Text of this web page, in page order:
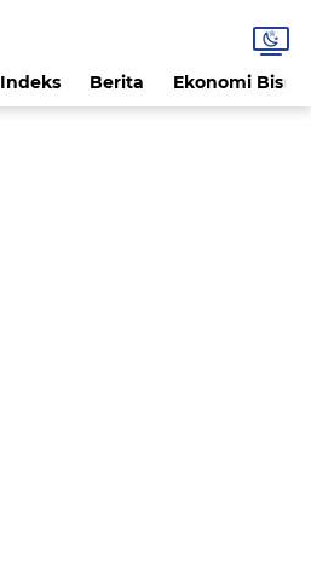
Indeks Berita Ekonomi Bisnis